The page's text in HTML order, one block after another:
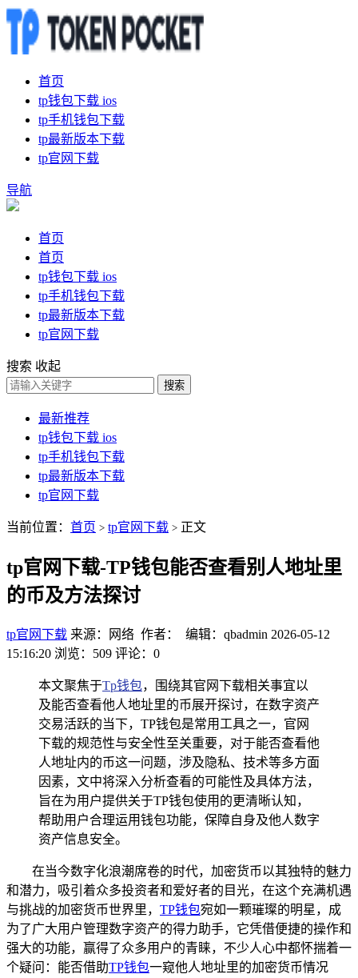
首页
tp钱包下载 ios
tp手机钱包下载
tp最新版本下载
tp官网下载
导航
首页
首页
tp钱包下载 ios
tp手机钱包下载
tp最新版本下载
tp官网下载
搜索 收起
搜索
最新推荐
tp钱包下载 ios
tp手机钱包下载
tp最新版本下载
tp官网下载
当前位置： 首页 > tp官网下载 > 正文
tp官网下载-TP钱包能否查看别人地址里
的币及方法探讨
tp官网下载 来源：网络 作者： 编辑：qbadmin 2026-05-12
15:16:20 浏览：509 评论：0
本文聚焦于Tp钱包，围绕其官网下载相关事宜以
及能否查看他人地址里的币展开探讨，在数字资产
交易活跃的当下，TP钱包是常用工具之一，官网
下载的规范性与安全性至关重要，对于能否查看他
人地址内的币这一问题，涉及隐私、技术等多方面
因素，文中将深入分析查看的可能性及具体方法，
旨在为用户提供关于TP钱包使用的更清晰认知，
帮助用户合理运用钱包功能，保障自身及他人数字
资产信息安全。
在当今数字化浪潮席卷的时代，加密货币以其独特的魅力
和潜力，吸引着众多投资者和爱好者的目光，在这个充满机遇
与挑战的加密货币世界里， TP钱包宛如一颗璀璨的明星，成
为了广大用户管理数字资产的得力助手，它凭借便捷的操作和
强大的功能，赢得了众多用户的青睐，不少人心中都怀揣着一
个疑问：能否借助TP钱包一窥他人地址里的加密货币情况